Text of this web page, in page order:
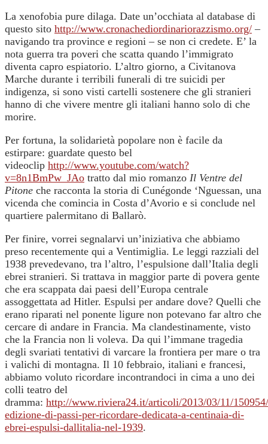
La xenofobia pure dilaga. Date un’occhiata al database di
questo sito http://www.cronachediordinariorazzismo.org/ –
navigando tra province e regioni – se non ci credete. E’ la
nota guerra tra poveri che scatta quando l’immigrato
diventa capro espiatorio. L’altro giorno, a Civitanova
Marche durante i terribili funerali di tre suicidi per
indigenza, si sono visti cartelli sostenere che gli stranieri
hanno di che vivere mentre gli italiani hanno solo di che
morire.
Per fortuna, la solidarietà popolare non è facile da
estirpare: guardate questo bel
videoclip http://www.youtube.com/watch?
v=8n1BmPw_JAo tratto dal mio romanzo Il Ventre del
Pitone che racconta la storia di Cunégonde ‘Nguessan, una
vicenda che comincia in Costa d’Avorio e si conclude nel
quartiere palermitano di Ballarò.
Per finire, vorrei segnalarvi un’iniziativa che abbiamo
preso recentemente qui a Ventimiglia. Le leggi razziali del
1938 prevedevano, tra l’altro, l’espulsione dall’Italia degli
ebrei stranieri. Si trattava in maggior parte di povera gente
che era scappata dai paesi dell’Europa centrale
assoggettata ad Hitler. Espulsi per andare dove? Quelli che
erano riparati nel ponente ligure non potevano far altro che
cercare di andare in Francia. Ma clandestinamente, visto
che la Francia non li voleva. Da qui l’immane tragedia
degli svariati tentativi di varcare la frontiera per mare o tra
i valichi di montagna. Il 10 febbraio, italiani e francesi,
abbiamo voluto ricordare incontrandoci in cima a uno dei
colli teatro del
dramma: http://www.riviera24.it/articoli/2013/03/11/
edizione-di-passi-per-ricordare-dedicata-a-centinaia-di-
ebrei-espulsi-dallitalia-nel-1939.